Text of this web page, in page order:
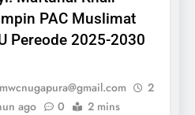
PAC Muslimat
Pereode 2025-2030
2
ago
0 2 mins